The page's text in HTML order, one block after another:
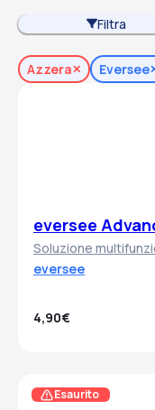
Filtra
Azzera Eversee
eversee
Soluzione
eversee
4,90€
Esaurito